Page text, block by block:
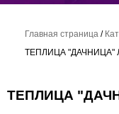
Главная страница /
ТЕПЛИЦА
ТЕПЛИЦА